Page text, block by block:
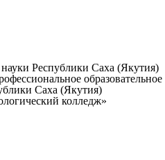
Республики Саха (Якутия)
образовательное
Саха (Якутия)
колледж»